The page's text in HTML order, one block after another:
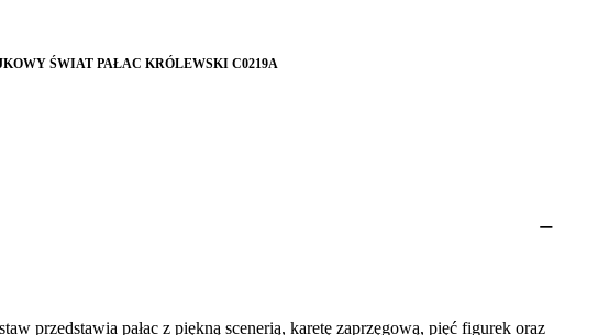
ŚWIAT PAŁAC KRÓLEWSKI C0219A
przedstawia pałac z piękną scenerią, karetę zaprzęgową, pięć figurek oraz